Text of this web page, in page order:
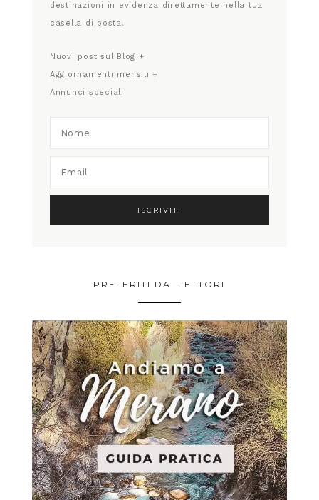
destinazioni in evidenza direttamente nella tua
casella di posta.
Nuovi post sul Blog +
Aggiornamenti mensili +
Annunci speciali
PREFERITI DAI LETTORI